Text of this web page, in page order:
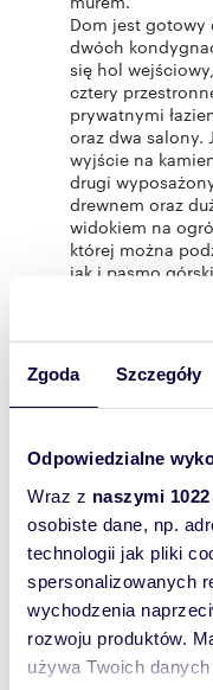
Zgoda Szczegóły
Odpowiedzialne
Wraz z naszymi
osobiste dane, np.
technologii jak pliki
spersonalizowanych
wychodzenia
rozwoju produktów.
używa Twoich
Dom jest gotowy
dwóch
się hol
cztery
prywatnymi
oraz dwa salony.
wyjście na
drugi
drewnem oraz
widokiem na
której można
jak i pasmo
wyposażone
(kocioł olejowy
000 litrów).
Parter,
wewnętrznymi
salon
zbiornikiem,
pralnię oraz
odrestaurowane
na wino, letnia
wypoczynkowa.
dwa
Ogród o
doskonale
drzewa i rośliny,
(jabłonie,
leszczyny,